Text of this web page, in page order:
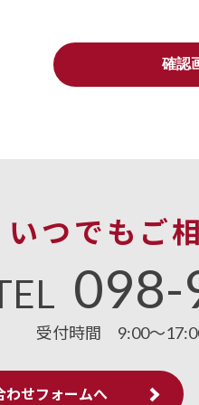
いつでもご
受付時間 9:00～
わせフォームへ